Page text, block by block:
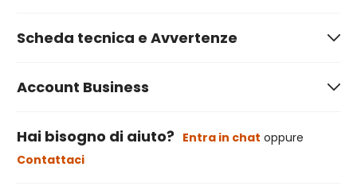
Scheda tecnica e Avvertenze
Account Business
Hai bisogno di aiuto? Entra in chat oppure
Contattaci